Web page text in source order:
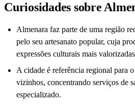
Curiosidades sobre
Almenara faz parte de uma região
pelo seu artesanato popular, cuja
expressões culturais mais
A cidade é referência regional para
vizinhos, concentrando serviços de
especializado.